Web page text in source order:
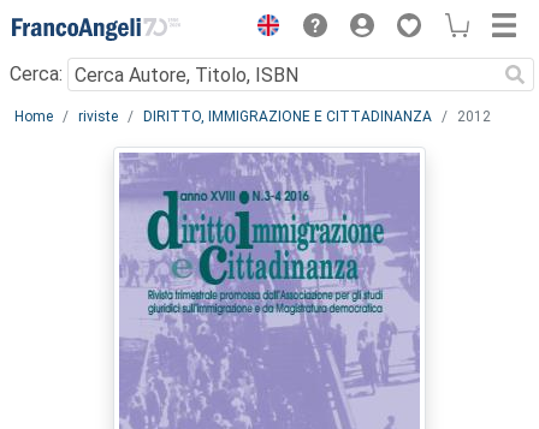
Menu
Cerca:
Main content
Home riviste DIRITTO, IMMIGRAZIONE E CITTADINANZA 2012